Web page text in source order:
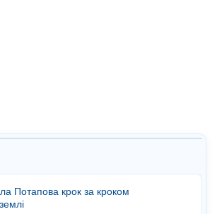
Потапова крок за кроком